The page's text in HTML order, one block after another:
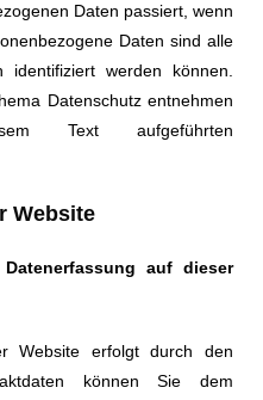
Daten passiert, wenn
Daten sind alle
werden können.
Datenschutz entnehmen
Text aufgeführten
Website
auf dieser
Website erfolgt durch den
können Sie dem